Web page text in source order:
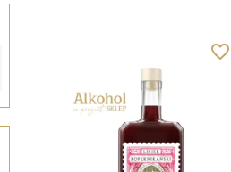
favorite_border